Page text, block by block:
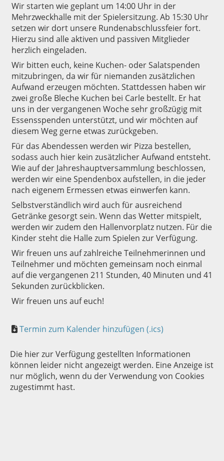
Wir starten wie geplant um 14:00 Uhr in der
Mehrzweckhalle mit der Spielersitzung. Ab 15:30 Uhr
setzen wir dort unsere Rundenabschlussfeier fort.
Hierzu sind alle aktiven und passiven Mitglieder
herzlich eingeladen.
Wir bitten euch, keine Kuchen- oder Salatspenden
mitzubringen, da wir für niemanden zusätzlichen
Aufwand erzeugen möchten. Stattdessen haben wir
zwei große Bleche Kuchen bei Carle bestellt. Er hat
uns in der vergangenen Woche sehr großzügig mit
Essensspenden unterstützt, und wir möchten auf
diesem Weg gerne etwas zurückgeben.
Für das Abendessen werden wir Pizza bestellen,
sodass auch hier kein zusätzlicher Aufwand entsteht.
Wie auf der Jahreshauptversammlung beschlossen,
werden wir eine Spendenbox aufstellen, in die jeder
nach eigenem Ermessen etwas einwerfen kann.
Selbstverständlich wird auch für ausreichend
Getränke gesorgt sein. Wenn das Wetter mitspielt,
werden wir zudem den Hallenvorplatz nutzen. Für die
Kinder steht die Halle zum Spielen zur Verfügung.
Wir freuen uns auf zahlreiche Teilnehmerinnen und
Teilnehmer und möchten gemeinsam noch einmal
auf die vergangenen 211 Stunden, 40 Minuten und 41
Sekunden zurückblicken.
Wir freuen uns auf euch!
Termin zum Kalender hinzufügen (.ics)
Die hier zur Verfügung gestellten Informationen
können leider nicht angezeigt werden. Eine Anzeige ist
nur möglich, wenn du der Verwendung von Cookies
zugestimmt hast.